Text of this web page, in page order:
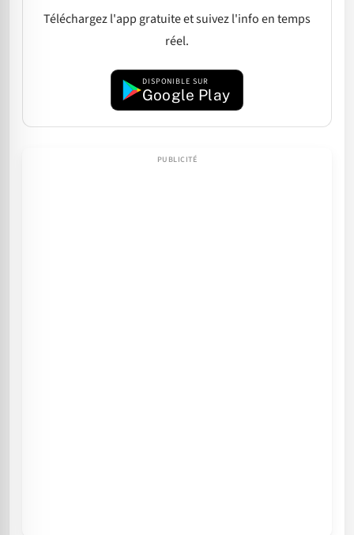
Téléchargez l'app gratuite et suivez l'info en temps
réel.
DISPONIBLE SUR
Google Play